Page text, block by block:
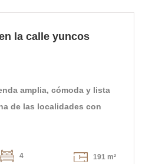
la calle yuncos
amplia, cómoda y lista
de las localidades con
4 191 m²